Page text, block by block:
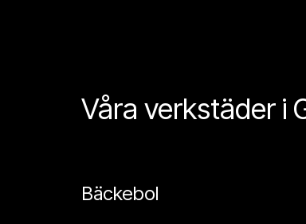
Våra verkstäder i
Bäckebol